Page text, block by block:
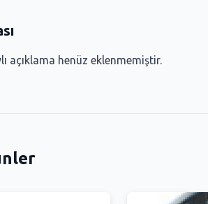
açıklama henüz eklenmemiştir.